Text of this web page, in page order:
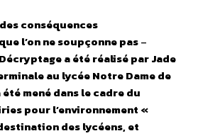
conséquences
l’on ne soupçonne pas–
a été réalisé par Jade
au lycée Notre Dame de
mené dans le cadre du
pour l’environnement «
des lycéens, et